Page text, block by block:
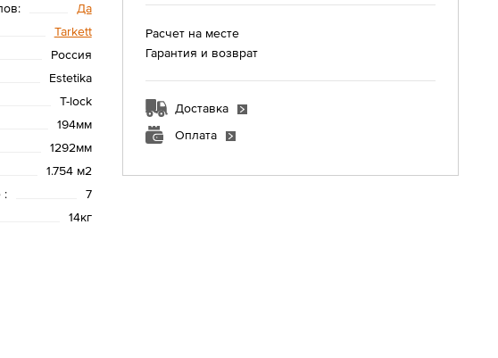
Да
Tarkett
Россия
Estetika
T-lock
194мм
1292мм
1.754 м2
:
7
14кг
Расчет на месте
Гарантия и возврат
Доставка
Оплата